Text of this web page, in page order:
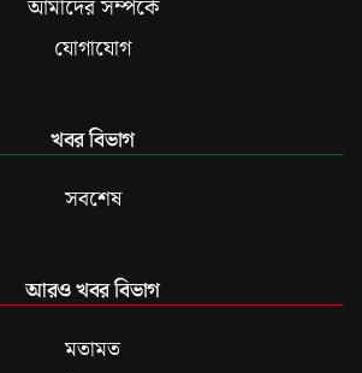
আমাদের সম্পর্কে
যোগাযোগ
খবর বিভাগ
সবশেষ
আরও খবর বিভাগ
মতামত